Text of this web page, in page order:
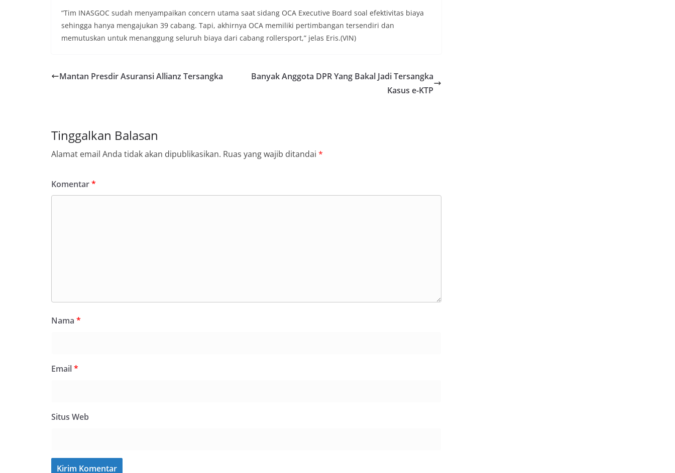
“Tim INASGOC sudah menyampaikan concern utama saat sidang OCA Executive Board soal efektivitas biaya
sehingga hanya mengajukan 39 cabang. Tapi, akhirnya OCA memiliki pertimbangan tersendiri dan
memutuskan untuk menanggung seluruh biaya dari cabang rollersport,” jelas Eris.(VIN)
Mantan Presdir Asuransi Allianz Tersangka
Banyak Anggota DPR Yang Bakal Jadi Tersangka
Kasus e-KTP
Tinggalkan Balasan
Alamat email Anda tidak akan dipublikasikan. Ruas yang wajib ditandai *
Komentar*
Nama *
Email*
Situs Web